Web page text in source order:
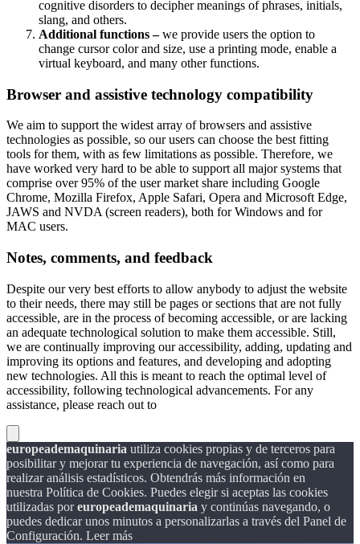
cognitive disorders to decipher meanings of phrases, initials,
slang, and others.
Additional functions –we provide users the option to
change cursor color and size, use a printing mode, enable a
virtual keyboard, and many other functions.
Browser and assistive technology compatibility
We aim to support the widest array of browsers and assistive
technologies as possible, so our users can choose the best fitting
tools for them, with as few limitations as possible. Therefore, we
have worked very hard to be able to support all major systems that
comprise over 95% of the user market share including Google
Chrome, Mozilla Firefox, Apple Safari, Opera and Microsoft Edge,
JAWS and NVDA (screen readers), both for Windows and for
MAC users.
Notes, comments, and feedback
Despite our very best efforts to allow anybody to adjust the website
to their needs, there may still be pages or sections that are not fully
accessible, are in the process of becoming accessible, or are lacking
an adequate technological solution to make them accessible. Still,
we are continually improving our accessibility, adding, updating and
improving its options and features, and developing and adopting
new technologies. All this is meant to reach the optimal level of
accessibility, following technological advancements. For any
assistance, please reach out to
europeademaquinaria utiliza cookies propias y de terceros para
posibilitar y mejorar tu experiencia de navegación, así como para
realizar análisis estadísticos. Obtendrás más información en
nuestra Política de Cookies. Puedes elegir si aceptas las cookies
utilizadas poreuropeademaquinaria y continúas navegando, o
puedes dedicar unos minutos a personalizarlas a través del Panel de
Configuración. Leer más